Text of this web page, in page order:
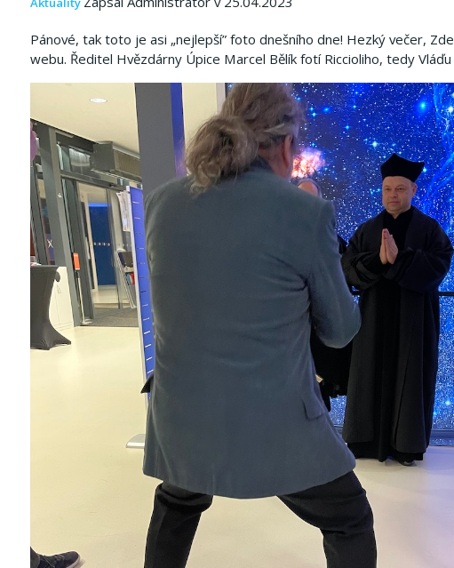
Pánové, tak toto je asi „nejlepší” foto dnešního dne! Hezký večer,
webu. Ředitel Hvězdárny Úpice Marcel Bělík fotí Riccioliho, tedy